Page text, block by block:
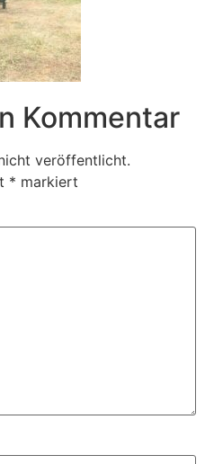
Kommentar
veröffentlicht.
* markiert